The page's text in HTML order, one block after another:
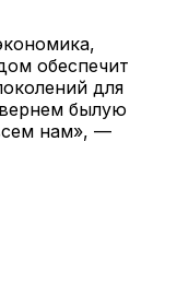
обеспечит
для
былую
нам», —